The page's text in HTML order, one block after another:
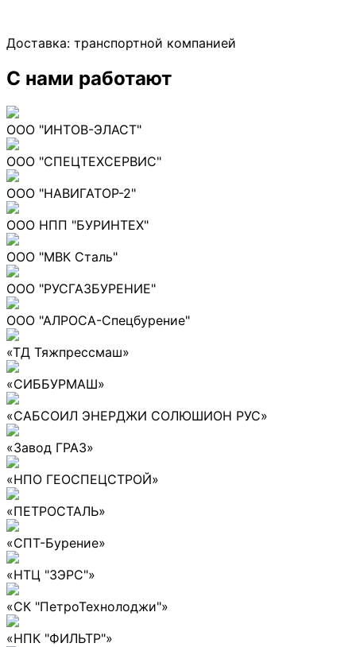
Доставка: транспортной компанией
С нами работают
ООО "ИНТОВ-ЭЛАСТ"
ООО "СПЕЦТЕХСЕРВИС"
ООО "НАВИГАТОР-2"
ООО НПП "БУРИНТЕХ"
ООО "МВК Сталь"
ООО "РУСГАЗБУРЕНИЕ"
ООО "АЛРОСА-Спецбурение"
«ТД Тяжпрессмаш»
«СИББУРМАШ»
«САБСОИЛ ЭНЕРДЖИ СОЛЮШИОН РУС»
«Завод ГРАЗ»
«НПО ГЕОСПЕЦСТРОЙ»
«ПЕТРОСТАЛЬ»
«СПТ-Бурение»
«НТЦ "ЗЭРС"»
«СК "ПетроТехнолоджи"»
«НПК "ФИЛЬТР"»